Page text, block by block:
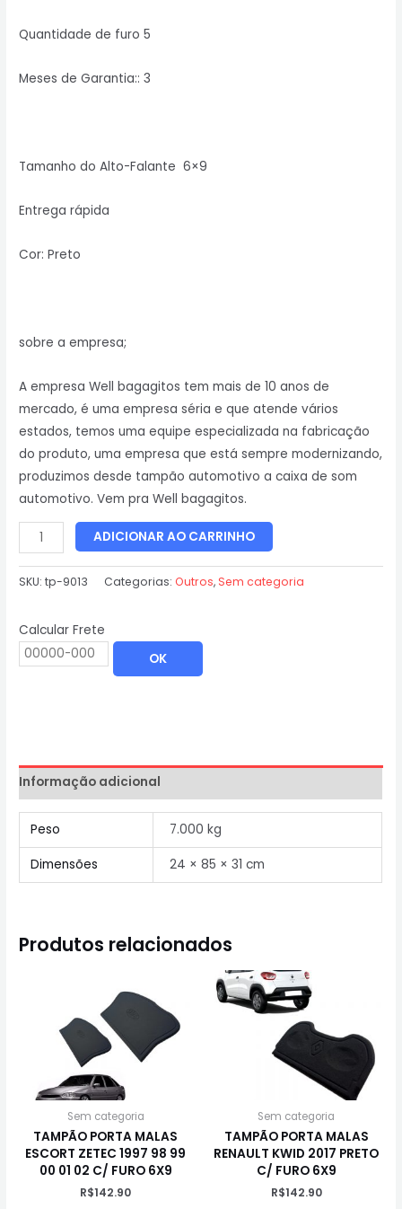
Quantidade de furo 5
Meses de Garantia:: 3
Tamanho do Alto-Falante 6×9
Entrega rápida
Cor: Preto
sobre a empresa;
A empresa Well bagagitos tem mais de 10 anos de
mercado, é uma empresa séria e que atende vários
estados, temos uma equipe especializada na fabricação
do produto, uma empresa que está sempre modernizando,
produzimos desde tampão automotivo a caixa de som
automotivo. Vem pra Well bagagitos.
ADICIONAR AO CARRINHO
SKU:tp-9013 Categorias:Outros, Sem categoria
Calcular Frete
OK
Informação adicional
Peso 7.000 kg
Dimensões 24 × 85 × 31 cm
Produtos relacionados
Sem categoria
TAMPÃO PORTA MALAS
ESCORT ZETEC 1997 98 99
00 01 02 C/ FURO 6X9
R$142.90
Sem categoria
TAMPÃO PORTA MALAS
RENAULT KWID 2017 PRETO
C/ FURO 6X9
R$142.90